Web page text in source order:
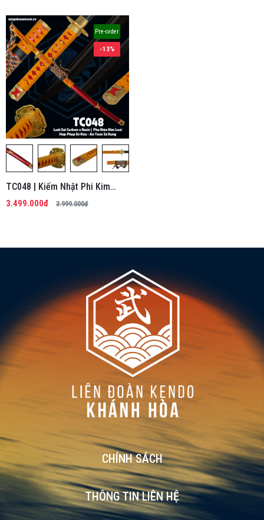
Pre-order
TC048 | Kiếm Nhật Phi Kim
Tổng Hợp
3.499.000đ 3.999.000đ
-13%
CHÍNH SÁCH
THÔNG TIN LIÊN HỆ